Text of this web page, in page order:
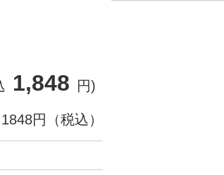
1,848 円)
円（税込）